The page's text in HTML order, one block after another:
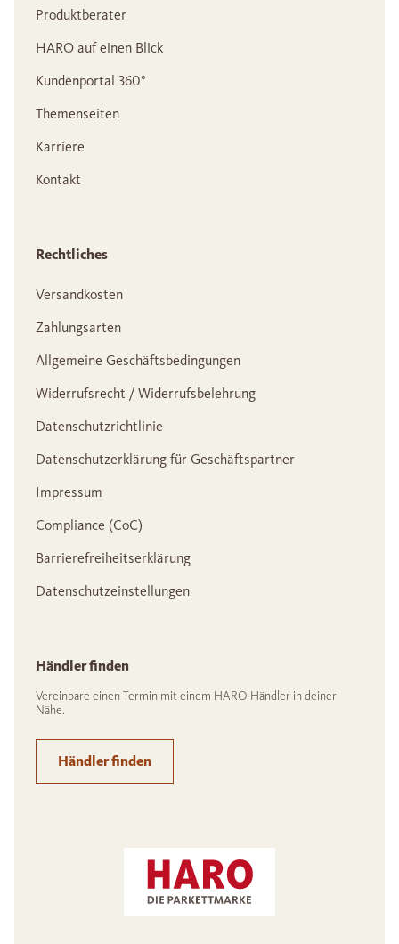
Produktberater
HARO auf einen Blick
Kundenportal 360°
Themenseiten
Karriere
Kontakt
Rechtliches
Versandkosten
Zahlungsarten
Allgemeine Geschäftsbedingungen
Widerrufsrecht / Widerrufsbelehrung
Datenschutzrichtlinie
Datenschutzerklärung für Geschäftspartner
Impressum
Compliance (CoC)
Barrierefreiheitserklärung
Datenschutzeinstellungen
Händler finden
Vereinbare einen Termin mit einem HARO Händler in deiner
Nähe.
Händler finden